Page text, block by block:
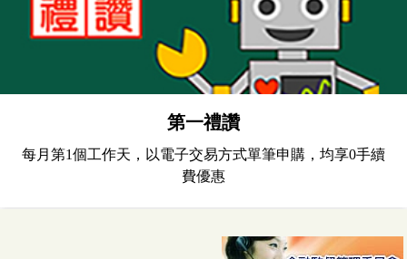
第一金全球AI
08/05 19.43 -0.02
金-N類型-美元
08/05 19.2821
第一禮讚
每月第1個工作天，以電子交易方式單筆申購，均享0手續
費優惠